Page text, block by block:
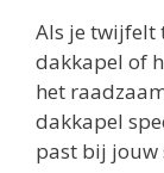
Als je twijfelt
dakkapel of
het
dakkapel
past bij jouw